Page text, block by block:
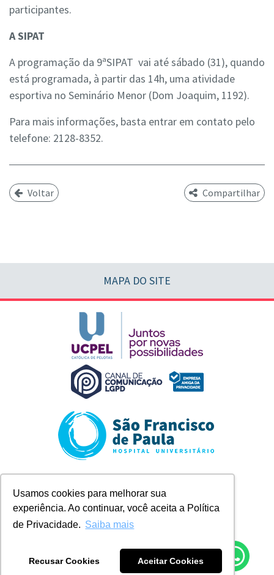
Usamos cookies para melhorar sua
experiência. Ao continuar, você aceita a Política
de Privacidade. Saiba mais
Recusar Cookies Aceitar Cookies
participantes.
A SIPAT
A programação da 9ªSIPAT vai até sábado (31), quando
está programada, à partir das 14h, uma atividade
esportiva no Seminário Menor (Dom Joaquim, 1192).
Para mais informações, basta entrar em contato pelo
telefone: 2128-8352.
Voltar Compartilhar
MAPA DO SITE
Pelotas/RS
+ 55 (53) 2128-8300
contato@husfp.ucpel.edu.br